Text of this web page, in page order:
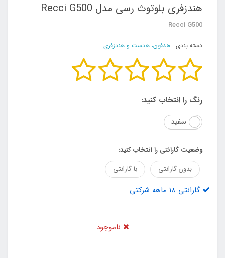
هندزفری بلوتوث رسی مدل Recci G500
Recci G500
دسته بندی : هدفون، هدست و هندزفری
رنگ را انتخاب کنید:
سفید
وضعیت گارانتی را انتخاب کنید:
بدون گارانتی
با گارانتی
گارانتی 18 ماهه شرکتی
ناموجود